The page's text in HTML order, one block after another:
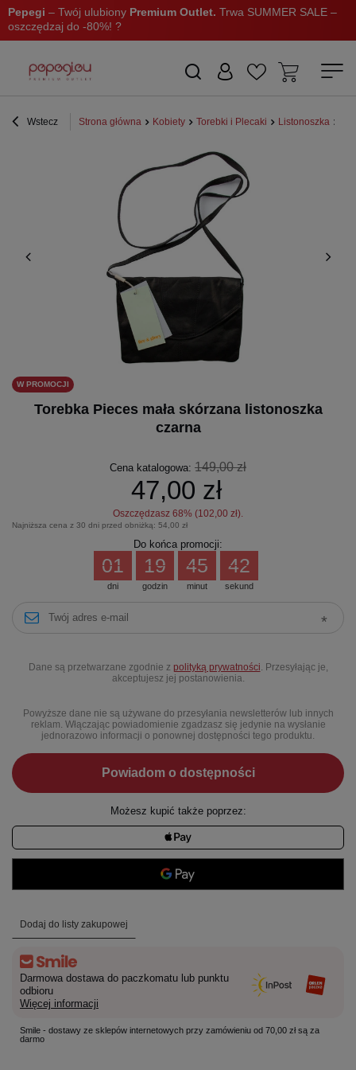
Pepegi – Twój ulubiony Premium Outlet. Trwa SUMMER SALE –
oszczędzaj do -80%! ?
Wstecz Strona główna Kobiety Torebki i Plecaki Listonoszka
W PROMOCJI
Torebka Pieces mała skórzana listonoszka
czarna
Cena katalogowa: 149,00 zł
47,00 zł
Oszczędzasz 68% (102,00 zł).
Najniższa cena z 30 dni przed obniżką: 54,00 zł
Do końca promocji:
dni
01
godzin
19
minut
45
sekund
41
Dane są przetwarzane zgodnie z polityką prywatności . Przesyłając je,
akceptujesz jej postanowienia.
Powyższe dane nie są używane do przesyłania newsletterów lub innych
reklam. Włączając powiadomienie zgadzasz się jedynie na wysłanie
jednorazowo informacji o ponownej dostępności tego produktu.
Powiadom o dostępności
Możesz kupić także poprzez:
Dodaj do listy zakupowej
Darmowa dostawa do paczkomatu lub punktu
odbioru
Więcej informacji
Smile - dostawy ze sklepów internetowych przy zamówieniu od 70,00 zł są za
darmo